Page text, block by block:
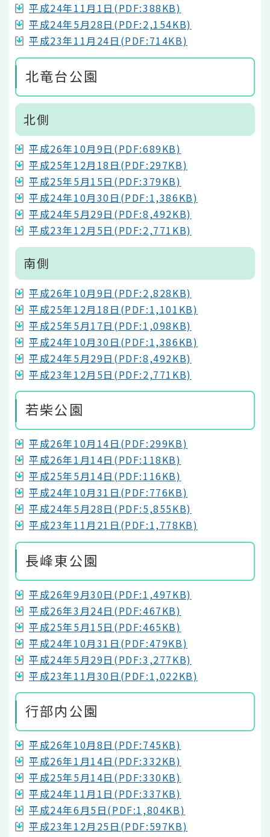
平成24年11月1日(PDF:388KB)
平成24年5月28日(PDF:2,154KB)
平成23年11月24日(PDF:714KB)
北竜台公園
北側
平成26年10月9日(PDF:689KB)
平成25年12月18日(PDF:297KB)
平成25年5月15日(PDF:379KB)
平成24年10月30日(PDF:1,386KB)
平成24年5月29日(PDF:8,492KB)
平成23年12月5日(PDF:2,771KB)
南側
平成26年10月9日(PDF:2,828KB)
平成25年12月18日(PDF:1,101KB)
平成25年5月17日(PDF:1,098KB)
平成24年10月30日(PDF:1,386KB)
平成24年5月29日(PDF:8,492KB)
平成23年12月5日(PDF:2,771KB)
若柴公園
平成26年10月14日(PDF:299KB)
平成26年1月14日(PDF:118KB)
平成25年5月14日(PDF:116KB)
平成24年10月31日(PDF:776KB)
平成24年5月28日(PDF:5,855KB)
平成23年11月21日(PDF:1,778KB)
長峰東公園
平成26年9月30日(PDF:1,497KB)
平成26年3月24日(PDF:467KB)
平成25年5月15日(PDF:465KB)
平成24年10月31日(PDF:479KB)
平成24年5月29日(PDF:3,277KB)
平成23年11月30日(PDF:1,022KB)
行部内公園
平成26年10月8日(PDF:745KB)
平成26年1月14日(PDF:332KB)
平成25年5月14日(PDF:330KB)
平成24年11月1日(PDF:337KB)
平成24年6月5日(PDF:1,804KB)
平成23年12月25日(PDF:597KB)